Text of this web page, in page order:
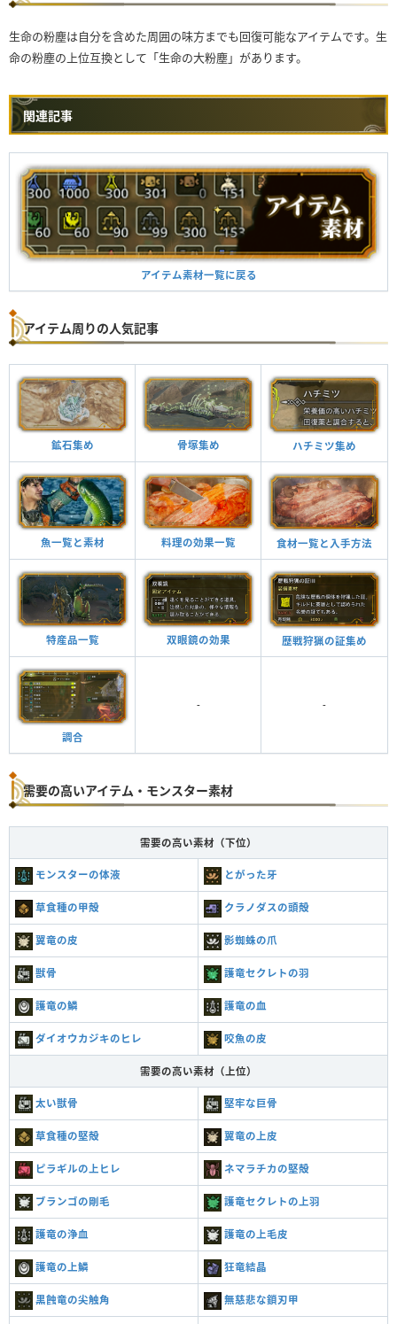
生命の粉塵は自分を含めた周囲の味方までも回復可能なアイテムです。生
命の粉塵の上位互換として「生命の大粉塵」があります。
関連記事
アイテム素材一覧に戻る
アイテム周りの人気記事
鉱石集め 骨塚集め ハチミツ集め
魚一覧と素材 料理の効果一覧 食材一覧と入手方法
特産品一覧 双眼鏡の効果 歴戦狩猟の証集め
調合
- -
需要の高いアイテム・モンスター素材
需要の高い素材（下位）
モンスターの体液 とがった牙
草食種の甲殻 クラノダスの頭殻
翼竜の皮 影蜘蛛の爪
獣骨 護竜セクレトの羽
護竜の鱗 護竜の血
ダイオウカジキのヒレ 咬魚の皮
需要の高い素材（上位）
太い獣骨 堅牢な巨骨
草食種の堅殻 翼竜の上皮
ピラギルの上ヒレ ネマラチカの堅殻
ブランゴの剛毛 護竜セクレトの上羽
護竜の浄血 護竜の上毛皮
護竜の上鱗 狂竜結晶
黒蝕竜の尖触角 無慈悲な鎖刃甲